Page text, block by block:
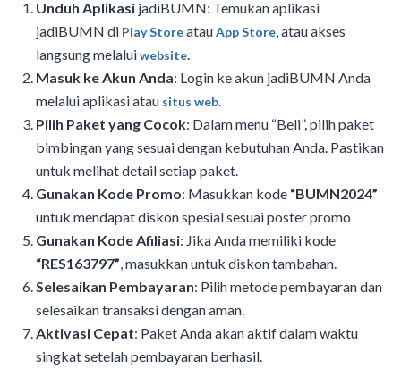
Unduh Aplikasi jadiBUMN: Temukan aplikasi
jadiBUMN di Play StoreatauApp Store, atau akses
langsung melaluiwebsite.
Masuk ke Akun Anda: Login ke akun jadiBUMN Anda
melalui aplikasi atau situs web.
Pilih Paket yang Cocok: Dalam menu “Beli”, pilih paket
bimbingan yang sesuai dengan kebutuhan Anda. Pastikan
untuk melihat detail setiap paket.
Gunakan Kode Promo: Masukkan kode “BUMN2024”
untuk mendapat diskon spesial sesuai poster promo
Gunakan Kode Afiliasi: Jika Anda memiliki kode
“RES163797”, masukkan untuk diskon tambahan.
Selesaikan Pembayaran: Pilih metode pembayaran dan
selesaikan transaksi dengan aman.
Aktivasi Cepat: Paket Anda akan aktif dalam waktu
singkat setelah pembayaran berhasil.